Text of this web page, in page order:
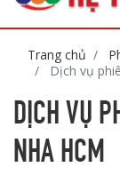
Trang chủ
Dịch vụ
DỊCH VỤ
NHA HCM